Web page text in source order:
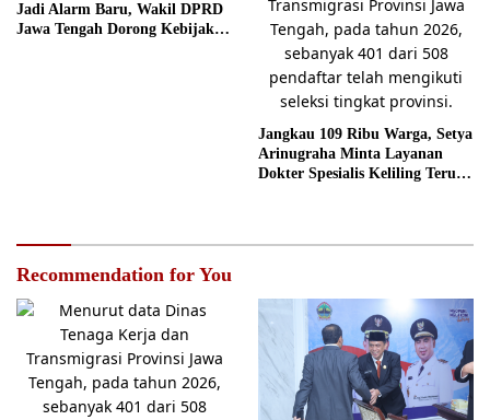
Jadi Alarm Baru, Wakil DPRD
Jawa Tengah Dorong Kebijakan
Jangkau 109 Ribu Warga, Setya
Arinugraha Minta Layanan
Dokter Spesialis Keliling Terus
Recommendation for You